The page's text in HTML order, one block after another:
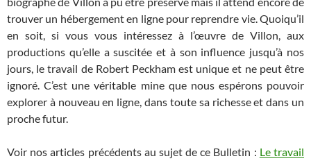
trouver un hébergement en ligne pour reprendre vie. Quoiqu’il
en soit, si vous vous intéressez à l’œuvre de Villon, aux
productions qu’elle a suscitée et à son influence jusqu’à nos
jours, le travail de Robert Peckham est unique et ne peut être
ignoré. C’est une véritable mine que nous espérons pouvoir
explorer à nouveau en ligne, dans toute sa richesse et dans un
proche futur.
Voir nos articles précédents au sujet de ce Bulletin : Le travail